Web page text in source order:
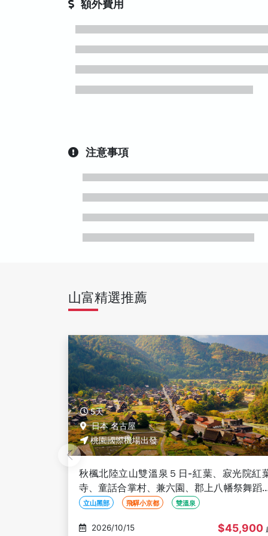
額外費用
注意事項
山富精選推薦
5天
日本 名古屋
桃園國際機場出發
秋楓北陸立山雙溫泉５日-紅葉、寂光院紅
寺、童話合掌村、兼六園、郡上八幡祭舞蹈
學、邊走邊吃、三光稻荷神社
立山黑部 飛驒小京都 雙溫泉
2026/10/17 $45,900